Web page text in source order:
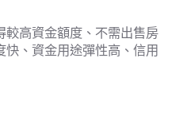
較高資金額度、不需出售房
、資金用途彈性高、信用